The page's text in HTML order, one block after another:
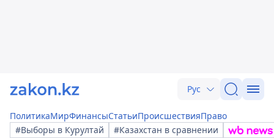
Рус
ПолитикаМирФинансыСтатьиПроисшествияПраво
#Выборы в Курултай
#Казахстан в сравнении